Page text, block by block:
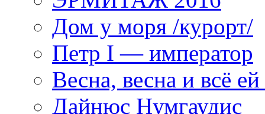
Дом у моря /курорт/
Петр I — император
Весна, весна и всё
Дайнюс Нумгаудис